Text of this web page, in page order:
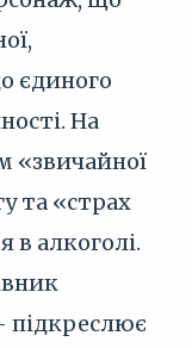
єдиного
На
«звичайної
та «страх
в алкоголі.